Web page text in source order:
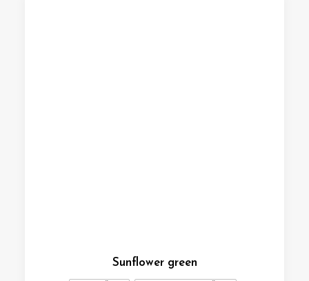
Sunflower green